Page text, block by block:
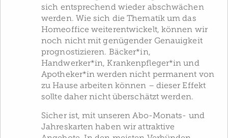
sich entsprechend wieder abschwächen
werden. Wie sich die Thematik um das
Homeoffice weiterentwickelt, können wir
noch nicht mit genügender Genauigkeit
prognostizieren. Bäcker*in,
Handwerker*in, Krankenpfleger*in und
Apotheker*in werden nicht permanent von
zu Hause arbeiten können – dieser Effekt
sollte daher nicht überschätzt werden.
Sicher ist, mit unseren Abo-Monats- und
Jahreskarten haben wir attraktive